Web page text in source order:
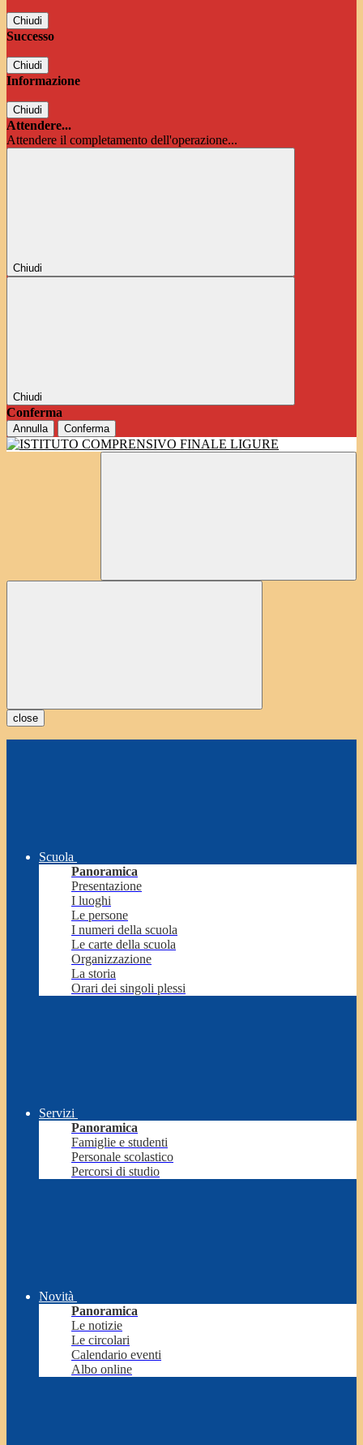
Chiudi
Successo
Chiudi
Informazione
Chiudi
Attendere...
Attendere il completamento dell'operazione...
Chiudi
Chiudi
Conferma
Annulla Conferma
close
Scuola
Panoramica
Presentazione
I luoghi
Le persone
I numeri della scuola
Le carte della scuola
Organizzazione
La storia
Orari dei singoli plessi
Servizi
Panoramica
Famiglie e studenti
Personale scolastico
Percorsi di studio
Novità
Panoramica
Le notizie
Le circolari
Calendario eventi
Albo online